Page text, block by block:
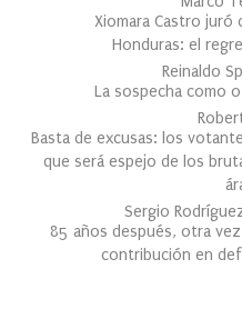
Xiomara Castro juró
Honduras: el
Reinaldo
La sospecha como
Basta de excusas: los
que será espejo de los
Sergio
85 años después, otra
contribución en